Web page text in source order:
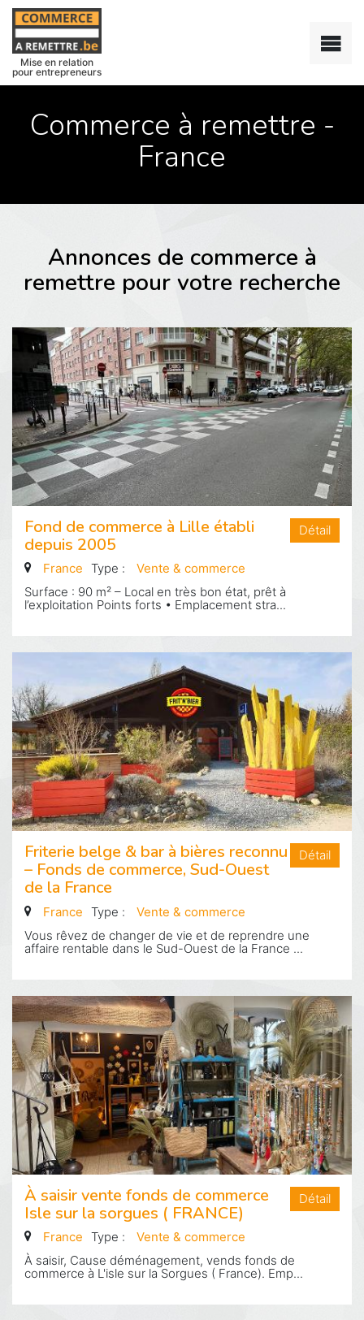
Mise en relation
pour entrepreneurs
Commerce à remettre -
France
Annonces de commerce à
remettre pour votre recherche
Fond de commerce à Lille établi
depuis 2005
Détail
France Type :
Vente & commerce
Surface : 90 m² – Local en très bon état, prêt à
l’exploitation Points forts • Emplacement stra...
Friterie belge & bar à bières reconnu
– Fonds de commerce, Sud-Ouest
de la France
Détail
France Type :
Vente & commerce
Vous rêvez de changer de vie et de reprendre une
affaire rentable dans le Sud-Ouest de la France ...
À saisir vente fonds de commerce
Isle sur la sorgues ( FRANCE)
Détail
France Type :
Vente & commerce
À saisir, Cause déménagement, vends fonds de
commerce à L'isle sur la Sorgues ( France). Emp...